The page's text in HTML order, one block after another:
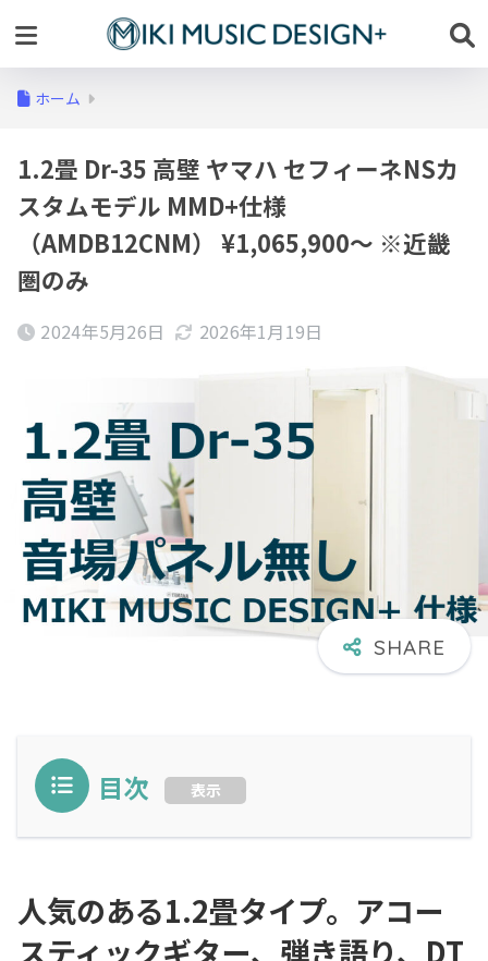
ホーム
1.2畳 Dr-35 高壁 ヤマハ セフィーネNSカ
スタムモデル MMD+仕様
（AMDB12CNM） ¥1,065,900～ ※近畿
圏のみ
2024年5月26日 2026年1月19日
目次 表示
人気のある1.2畳タイプ。アコー
スティックギター、弾き語り、DT